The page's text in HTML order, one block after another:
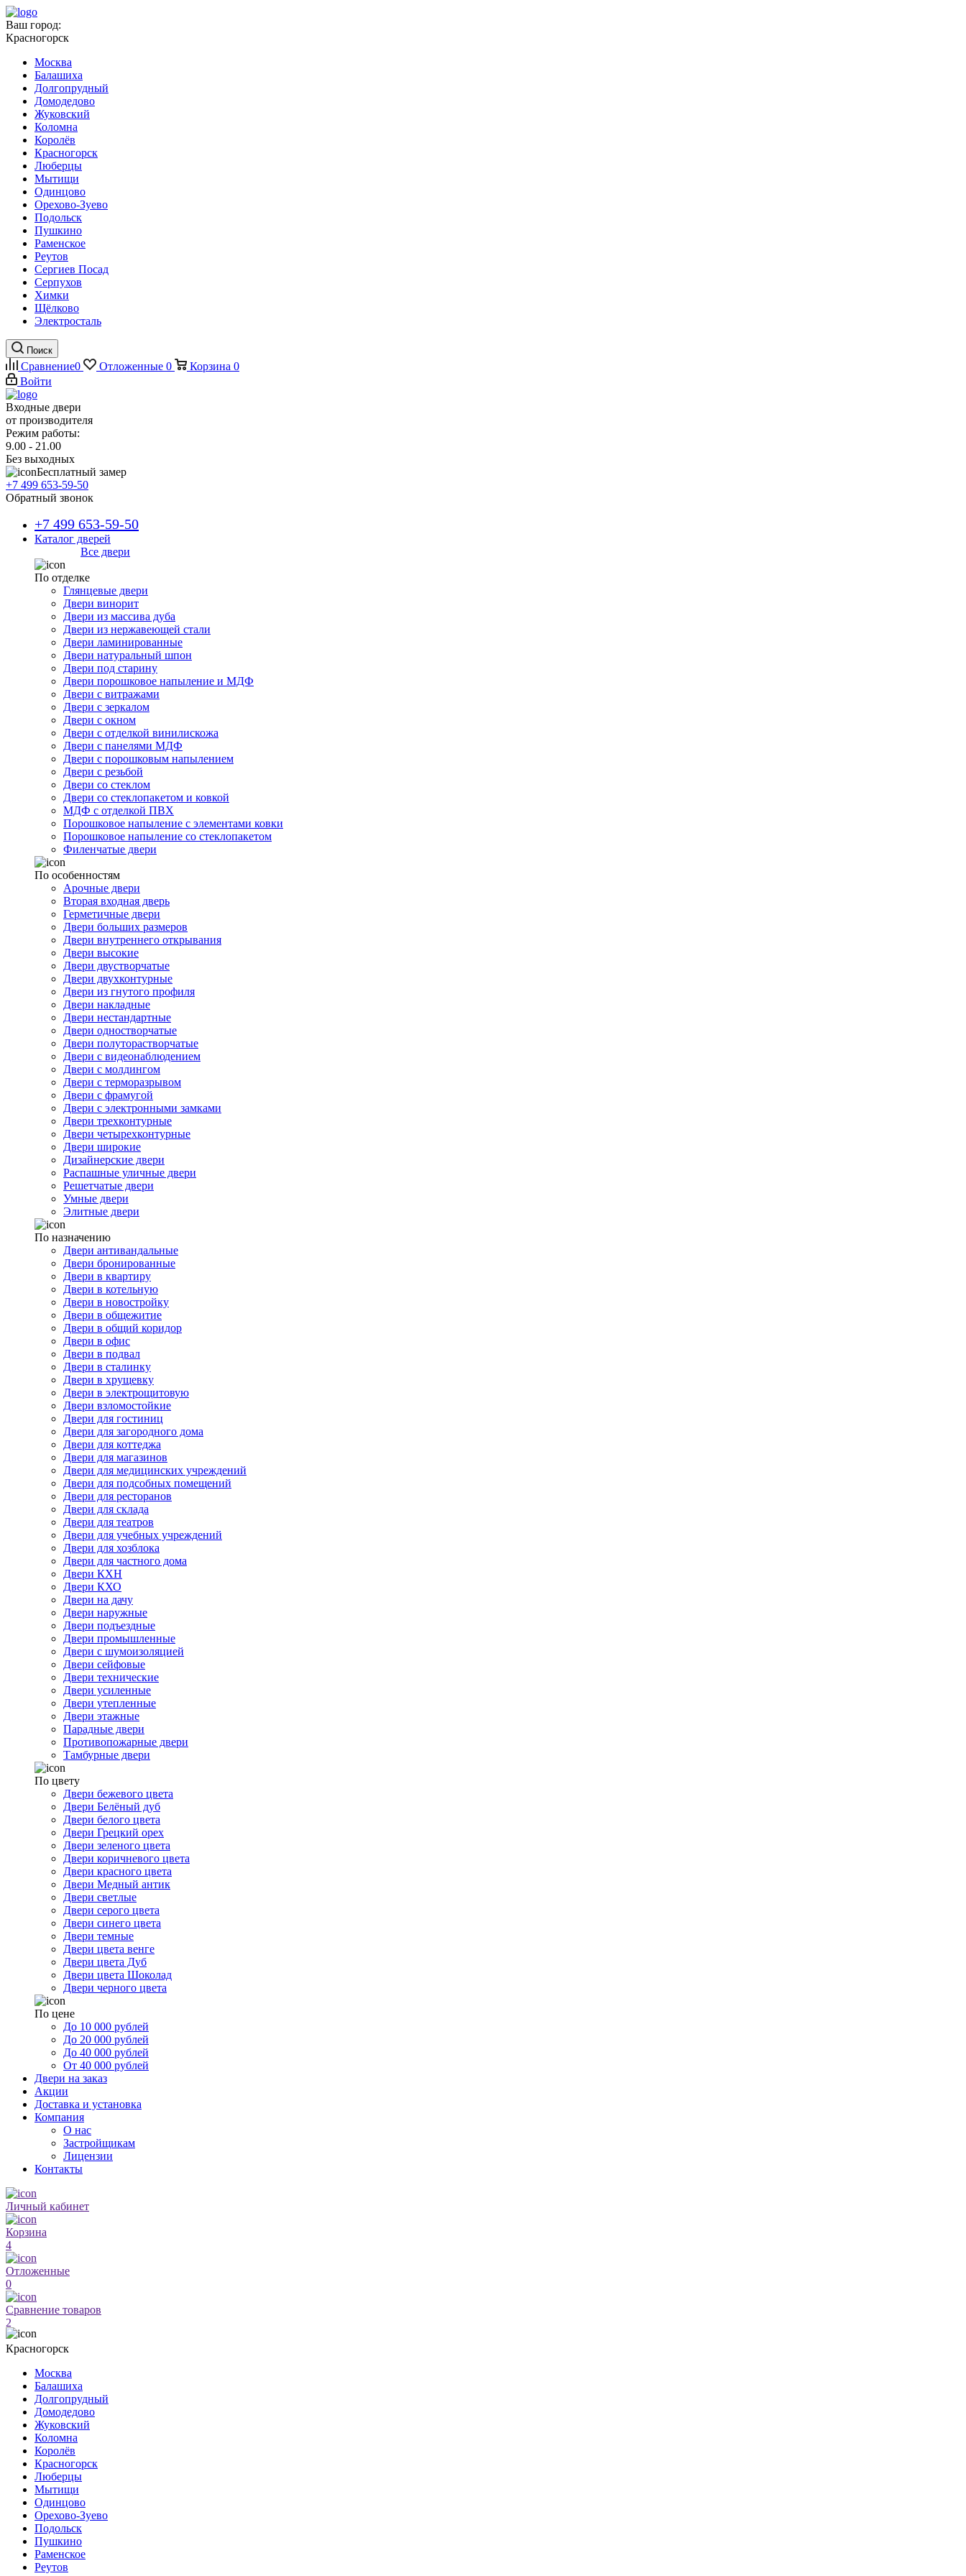
Ваш город:
Красногорск
Москва
Балашиха
Долгопрудный
Домодедово
Жуковский
Коломна
Королёв
Красногорск
Люберцы
Мытищи
Одинцово
Орехово-Зуево
Подольск
Пушкино
Раменское
Реутов
Сергиев Посад
Серпухов
Химки
Щёлково
Электросталь
Поиск
Сравнение0 Отложенные 0 Корзина 0
Войти
Входные двери
от производителя
Режим работы:
9.00 - 21.00
Без выходных
Бесплатный замер
+7 499 653-59-50
Обратный звонок
+7 499 653-59-50
Каталог дверей
Все двери
По отделке
Глянцевые двери
Двери винорит
Двери из массива дуба
Двери из нержавеющей стали
Двери ламинированные
Двери натуральный шпон
Двери под старину
Двери порошковое напыление и МДФ
Двери с витражами
Двери с зеркалом
Двери с окном
Двери с отделкой винилискожа
Двери с панелями МДФ
Двери с порошковым напылением
Двери с резьбой
Двери со стеклом
Двери со стеклопакетом и ковкой
МДФ с отделкой ПВХ
Порошковое напыление с элементами ковки
Порошковое напыление со стеклопакетом
Филенчатые двери
По особенностям
Арочные двери
Вторая входная дверь
Герметичные двери
Двери больших размеров
Двери внутреннего открывания
Двери высокие
Двери двустворчатые
Двери двухконтурные
Двери из гнутого профиля
Двери накладные
Двери нестандартные
Двери одностворчатые
Двери полуторастворчатые
Двери с видеонаблюдением
Двери с молдингом
Двери с терморазрывом
Двери с фрамугой
Двери с электронными замками
Двери трехконтурные
Двери четырехконтурные
Двери широкие
Дизайнерские двери
Распашные уличные двери
Решетчатые двери
Умные двери
Элитные двери
По назначению
Двери антивандальные
Двери бронированные
Двери в квартиру
Двери в котельную
Двери в новостройку
Двери в общежитие
Двери в общий коридор
Двери в офис
Двери в подвал
Двери в сталинку
Двери в хрущевку
Двери в электрощитовую
Двери взломостойкие
Двери для гостиниц
Двери для загородного дома
Двери для коттеджа
Двери для магазинов
Двери для медицинских учреждений
Двери для подсобных помещений
Двери для ресторанов
Двери для склада
Двери для театров
Двери для учебных учреждений
Двери для хозблока
Двери для частного дома
Двери КХН
Двери КХО
Двери на дачу
Двери наружные
Двери подъездные
Двери промышленные
Двери с шумоизоляцией
Двери сейфовые
Двери технические
Двери усиленные
Двери утепленные
Двери этажные
Парадные двери
Противопожарные двери
Тамбурные двери
По цвету
Двери бежевого цвета
Двери Белёный дуб
Двери белого цвета
Двери Грецкий орех
Двери зеленого цвета
Двери коричневого цвета
Двери красного цвета
Двери Медный антик
Двери светлые
Двери серого цвета
Двери синего цвета
Двери темные
Двери цвета венге
Двери цвета Дуб
Двери цвета Шоколад
Двери черного цвета
По цене
До 10 000 рублей
До 20 000 рублей
До 40 000 рублей
От 40 000 рублей
Двери на заказ
Акции
Доставка и установка
Компания
О нас
Застройщикам
Лицензии
Контакты
Личный кабинет
Корзина
4
Отложенные
0
Сравнение товаров
2
Красногорск
Москва
Балашиха
Долгопрудный
Домодедово
Жуковский
Коломна
Королёв
Красногорск
Люберцы
Мытищи
Одинцово
Орехово-Зуево
Подольск
Пушкино
Раменское
Реутов